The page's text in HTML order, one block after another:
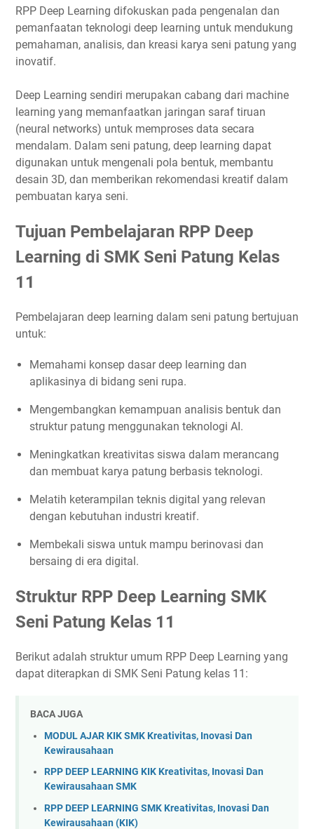
RPP Deep Learning difokuskan pada pengenalan dan
pemanfaatan teknologi deep learning untuk mendukung
pemahaman, analisis, dan kreasi karya seni patung yang
inovatif.
Deep Learning sendiri merupakan cabang dari machine
learning yang memanfaatkan jaringan saraf tiruan
(neural networks) untuk memproses data secara
mendalam. Dalam seni patung, deep learning dapat
digunakan untuk mengenali pola bentuk, membantu
desain 3D, dan memberikan rekomendasi kreatif dalam
pembuatan karya seni.
Tujuan Pembelajaran RPP Deep
Learning di SMK Seni Patung Kelas
11
Pembelajaran deep learning dalam seni patung bertujuan
untuk:
Memahami konsep dasar deep learning dan
aplikasinya di bidang seni rupa.
Mengembangkan kemampuan analisis bentuk dan
struktur patung menggunakan teknologi AI.
Meningkatkan kreativitas siswa dalam merancang
dan membuat karya patung berbasis teknologi.
Melatih keterampilan teknis digital yang relevan
dengan kebutuhan industri kreatif.
Membekali siswa untuk mampu berinovasi dan
bersaing di era digital.
Struktur RPP Deep Learning SMK
Seni Patung Kelas 11
Berikut adalah struktur umum RPP Deep Learning yang
dapat diterapkan di SMK Seni Patung kelas 11:
BACA JUGA
MODUL AJAR KIK SMK Kreativitas, Inovasi Dan
Kewirausahaan
RPP DEEP LEARNING KIK Kreativitas, Inovasi Dan
Kewirausahaan SMK
RPP DEEP LEARNING SMK Kreativitas, Inovasi Dan
Kewirausahaan (KIK)